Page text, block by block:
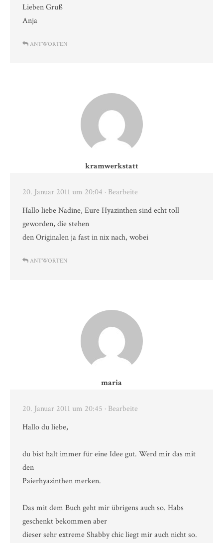
Lieben Gruß
Anja
ANTWORTEN
kramwerkstatt
20. Januar 2011 um 20:04 · Bearbeite
Hallo liebe Nadine, Eure Hyazinthen sind echt toll
geworden, die stehen
den Originalen ja fast in nix nach, wobei
ANTWORTEN
maria
20. Januar 2011 um 20:45 · Bearbeite
Hallo du liebe,
du bist halt immer für eine Idee gut. Werd mir das mit
den
Paierhyazinthen merken.
Das mit dem Buch geht mir übrigens auch so. Habs
geschenkt bekommen aber
dieser sehr extreme Shabby chic liegt mir auch nicht so.